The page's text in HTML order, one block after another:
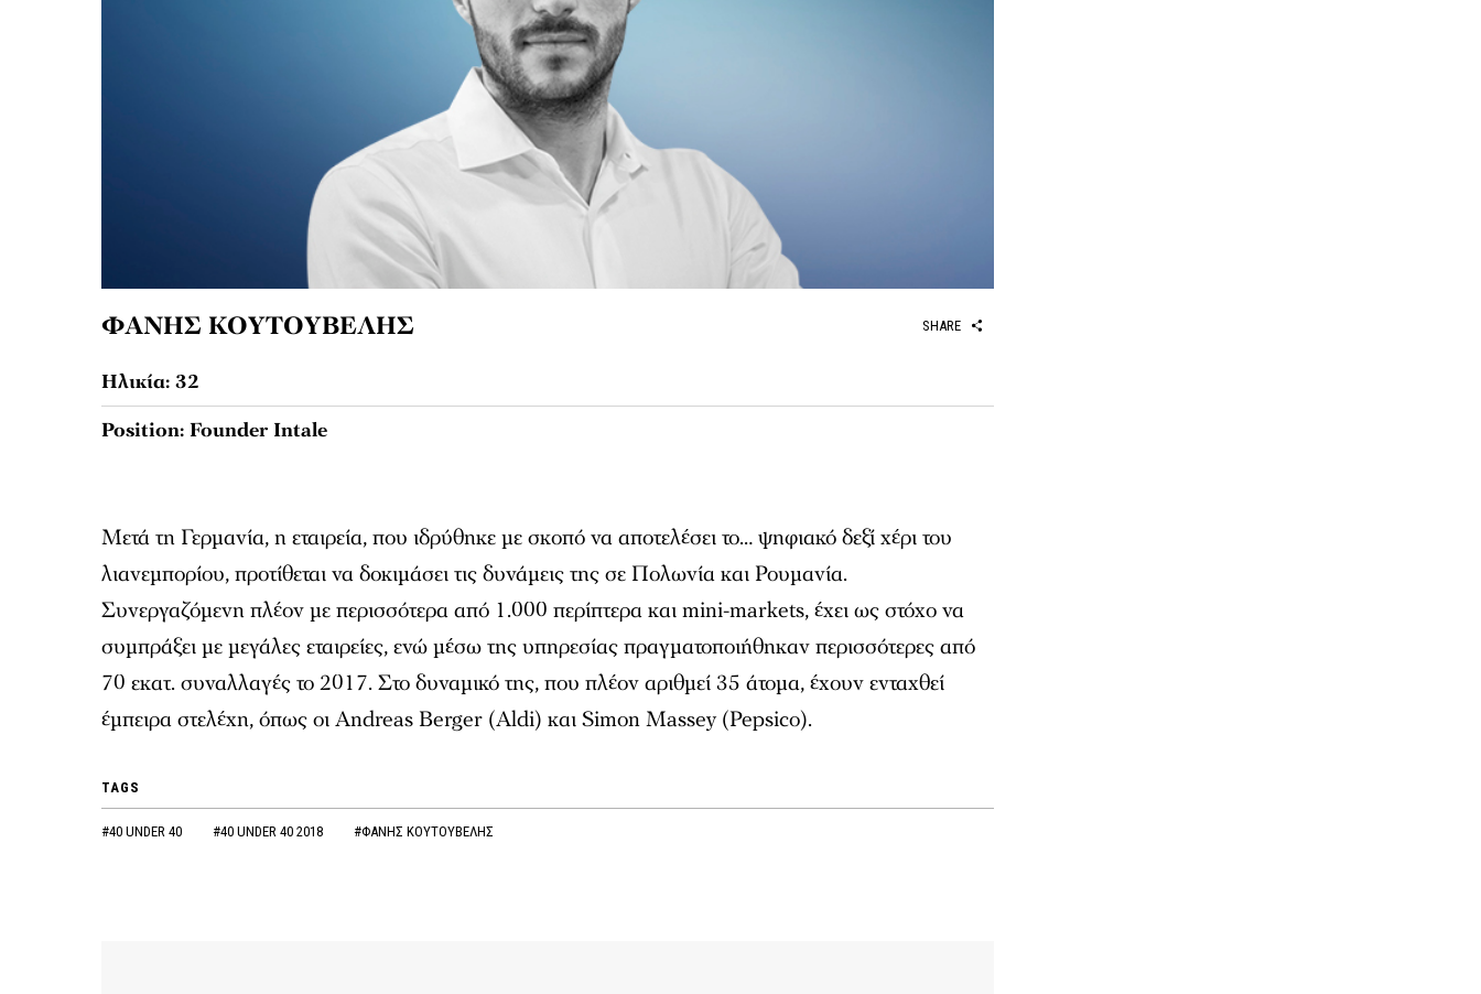
ΦΑΝΗΣ ΚΟΥΤΟΥΒΕΛΗΣ SHARE
Ηλικία: 32
Position: Founder Intale
Μετά τη Γερμανία, η εταιρεία, που ιδρύθηκε με σκοπό να αποτελέσει το… ψηφιακό δεξί χέρι του
λιανεμπορίου, προτίθεται να δοκιμάσει τις δυνάμεις της σε Πολωνία και Ρουμανία.
Συνεργαζόμενη πλέον με περισσότερα από 1.000 περίπτερα και mini-markets, έχει ως στόχο να
συμπράξει με μεγάλες εταιρείες, ενώ μέσω της υπηρεσίας πραγματοποιήθηκαν περισσότερες από
70 εκατ. συναλλαγές το 2017. Στο δυναμικό της, που πλέον αριθμεί 35 άτομα, έχουν ενταχθεί
έμπειρα στελέχη, όπως οι Andreas Berger (Aldi) και Simon Massey (Pepsico).
TAGS
#40 UNDER 40 #40 UNDER 40 2018 #ΦΑΝΗΣ ΚΟΥΤΟΥΒΕΛΗΣ